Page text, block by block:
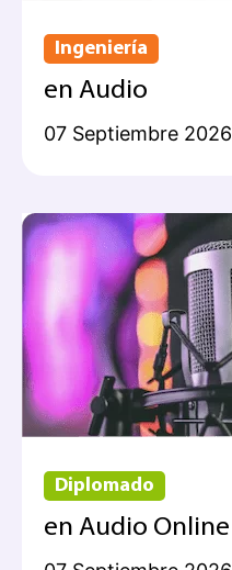
Ingeniería
en Audio
07 Septiembre 2026
Diplomado
en Audio Online